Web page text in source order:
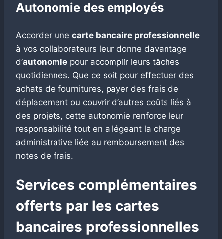
Autonomie des employés
Accorder une carte bancaire professionnelle
à vos collaborateurs leur donne davantage
d’autonomie pour accomplir leurs tâches
quotidiennes. Que ce soit pour effectuer des
achats de fournitures, payer des frais de
déplacement ou couvrir d’autres coûts liés à
des projets, cette autonomie renforce leur
responsabilité tout en allégeant la charge
administrative liée au remboursement des
notes de frais.
Services complémentaires
offerts par les cartes
bancaires professionnelles